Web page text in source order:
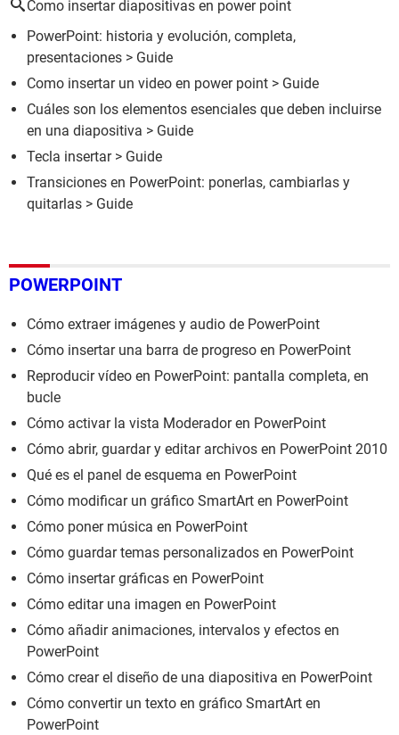
Como insertar diapositivas en power point
PowerPoint: historia y evolución, completa,
presentaciones > Guide
Como insertar un video en power point > Guide
Cuáles son los elementos esenciales que deben incluirse
en una diapositiva > Guide
Tecla insertar> Guide
Transiciones en PowerPoint: ponerlas, cambiarlas y
quitarlas > Guide
POWERPOINT
Cómo extraer imágenes y audio de PowerPoint
Cómo insertar una barra de progreso en PowerPoint
Reproducir vídeo en PowerPoint: pantalla completa, en
bucle
Cómo activar la vista Moderador en PowerPoint
Cómo abrir, guardar y editar archivos en PowerPoint 2010
Qué es el panel de esquema en PowerPoint
Cómo modificar un gráfico SmartArt en PowerPoint
Cómo poner música en PowerPoint
Cómo guardar temas personalizados en PowerPoint
Cómo insertar gráficas en PowerPoint
Cómo editar una imagen en PowerPoint
Cómo añadir animaciones, intervalos y efectos en
PowerPoint
Cómo crear el diseño de una diapositiva en PowerPoint
Cómo convertir un texto en gráfico SmartArt en
PowerPoint